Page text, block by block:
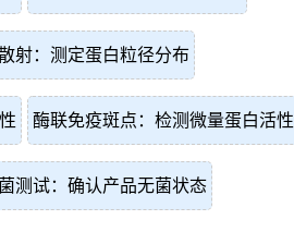
射：测定蛋白粒径分布
酶联免疫斑点：检测微量蛋白活性
测试：确认产品无菌状态